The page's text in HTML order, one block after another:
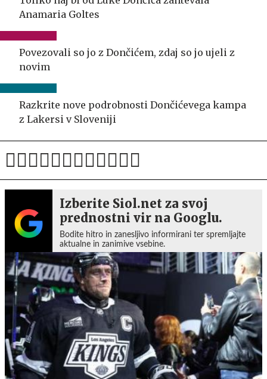
Anamaria Goltes
Povezovali so jo z Dončićem, zdaj so jo ujeli z
novim
Razkrite nove podrobnosti Dončićevega kampa
z Lakersi v Sloveniji
Izberite Siol.net za svoj
prednostni vir na Googlu.
Bodite hitro in zanesljivo informirani ter spremljajte
aktualne in zanimive vsebine.